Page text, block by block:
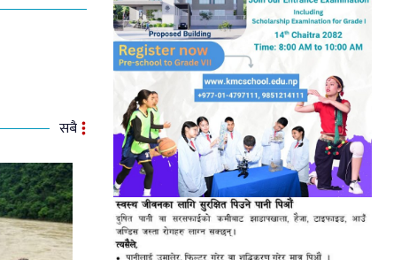
सबै